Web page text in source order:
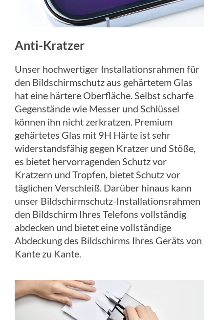
Anti-Kratzer
Unser hochwertiger Installationsrahmen für
den Bildschirmschutz aus gehärtetem Glas
hat eine härtere Oberfläche. Selbst scharfe
Gegenstände wie Messer und Schlüssel
können ihn nicht zerkratzen. Premium
gehärtetes Glas mit 9H Härte ist sehr
widerstandsfähig gegen Kratzer und Stöße,
es bietet hervorragenden Schutz vor
Kratzern und Tropfen, bietet Schutz vor
täglichen Verschleiß. Darüber hinaus kann
unser Bildschirmschutz-Installationsrahmen
den Bildschirm Ihres Telefons vollständig
abdecken und bietet eine vollständige
Abdeckung des Bildschirms Ihres Geräts von
Kante zu Kante.